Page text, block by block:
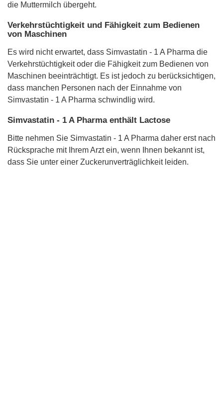
die Muttermilch übergeht.
Verkehrstüchtigkeit und Fähigkeit zum Bedienen
von Maschinen
Es wird nicht erwartet, dass Simvastatin - 1 A Pharma die
Verkehrstüchtigkeit oder die Fähigkeit zum Bedienen von
Maschinen beeinträchtigt. Es ist jedoch zu berücksichtigen,
dass manchen Personen nach der Einnahme von
Simvastatin - 1 A Pharma schwindlig wird.
Simvastatin - 1 A Pharma enthält Lactose
Bitte nehmen Sie Simvastatin - 1 A Pharma daher erst nach
Rücksprache mit Ihrem Arzt ein, wenn Ihnen bekannt ist,
dass Sie unter einer Zuckerunverträglichkeit leiden.